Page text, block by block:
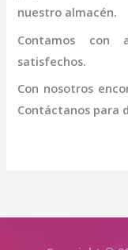
nuestro almacén.
Contamos con
satisfechos.
Con nosotros
Contáctanos para